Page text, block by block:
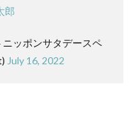
郎
ッポンサタデースペ
July 16, 2022